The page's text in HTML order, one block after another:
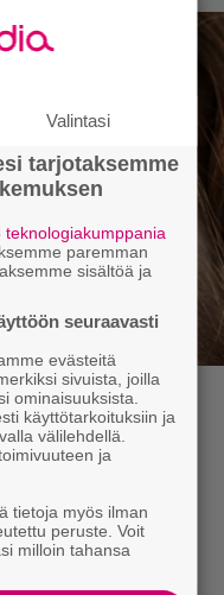
saattaa
Valintasi
tarjotaksemme
teknologiakumppania
paremman
sisältöä ja
seuraavasti
evästeitä
sivuista, joilla
ominaisuuksista.
käyttötarkoituksiin ja
välilehdellä.
ja
tietoja myös ilman
peruste. Voit
milloin tahansa